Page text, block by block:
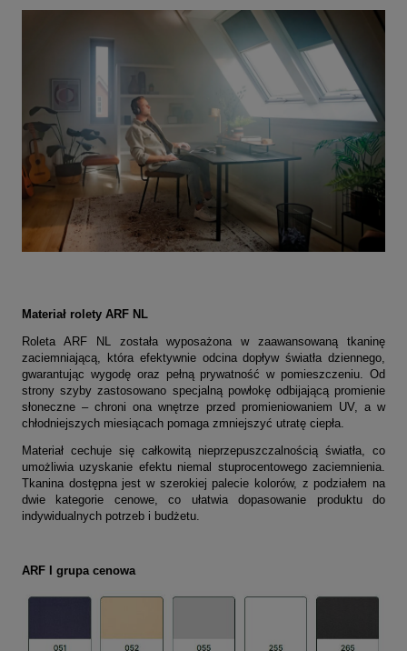
Materiał rolety ARF NL
Roleta ARF NL została wyposażona w zaawansowaną tkaninę
zaciemniającą, która efektywnie odcina dopływ światła dziennego,
gwarantując wygodę oraz pełną prywatność w pomieszczeniu. Od
strony szyby zastosowano specjalną powłokę odbijającą promienie
słoneczne – chroni ona wnętrze przed promieniowaniem UV, a w
chłodniejszych miesiącach pomaga zmniejszyć utratę ciepła.
Materiał cechuje się całkowitą nieprzepuszczalnością światła, co
umożliwia uzyskanie efektu niemal stuprocentowego zaciemnienia.
Tkanina dostępna jest w szerokiej palecie kolorów, z podziałem na
dwie kategorie cenowe, co ułatwia dopasowanie produktu do
indywidualnych potrzeb i budżetu.
ARF I grupa cenowa